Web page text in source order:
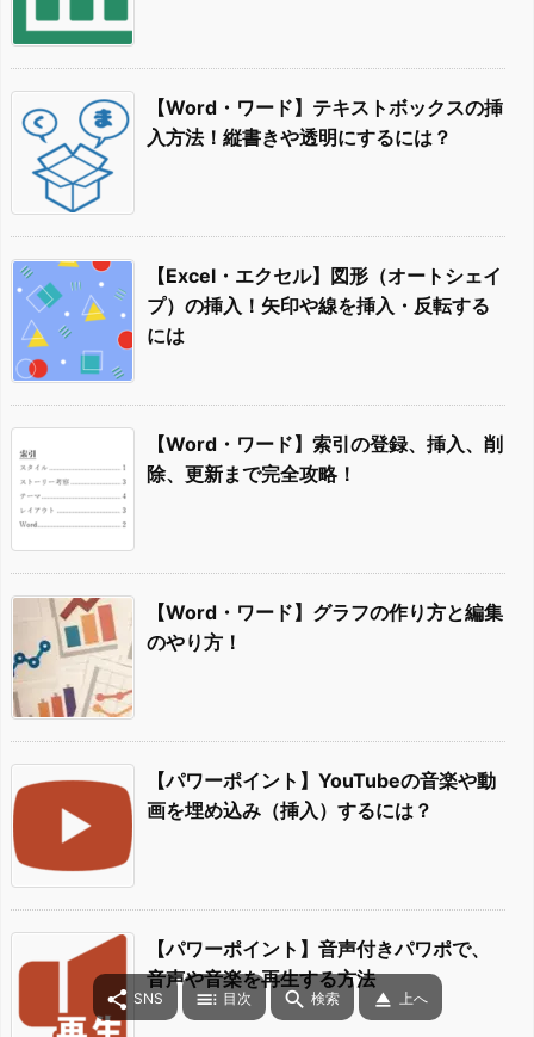
【Word・ワード】テキストボックスの挿
入方法！縦書きや透明にするには？
【Excel・エクセル】図形（オートシェイ
プ）の挿入！矢印や線を挿入・反転する
には
【Word・ワード】索引の登録、挿入、削
除、更新まで完全攻略！
【Word・ワード】グラフの作り方と編集
のやり方！
【パワーポイント】YouTubeの音楽や動
画を埋め込み（挿入）するには？
【パワーポイント】音声付きパワポで、
音声や音楽を再生する方法
 SNS  目次  検索  上へ